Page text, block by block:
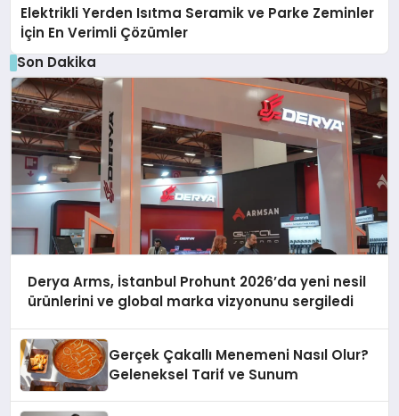
Elektrikli Yerden Isıtma Seramik ve Parke Zeminler
İçin En Verimli Çözümler
Son Dakika
Derya Arms, İstanbul Prohunt 2026’da yeni nesil
ürünlerini ve global marka vizyonunu sergiledi
Gerçek Çakallı Menemeni Nasıl Olur?
Geleneksel Tarif ve Sunum